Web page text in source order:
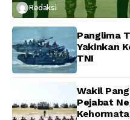
Redaksi
Panglima
Yakinkan
TNI
Wakil
Pejabat